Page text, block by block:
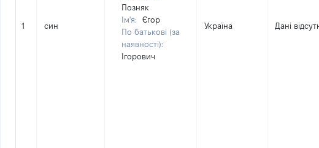
1 син
Позняк
Ім'я:
Єгор
По батькові (за
наявності):
Ігорович
Україна Дані